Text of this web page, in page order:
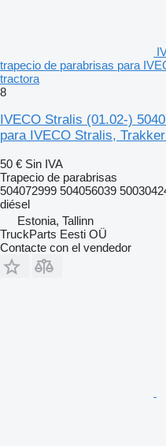
trapecio de parabrisas para
tractora
8
IVECO Stralis (01.02-)
para IVECO Stralis,
50 € Sin IVA
Trapecio de parabrisas
504072999 504056039
diésel
Estonia, Tallinn
TruckParts Eesti OÜ
Contacte con el vendedor